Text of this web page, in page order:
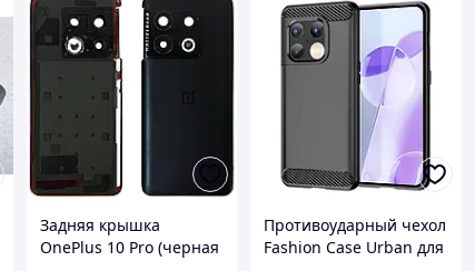
Задняя крышка
OnePlus 10 Pro (черная
Противоударный чехол
Fashion Case Urban для